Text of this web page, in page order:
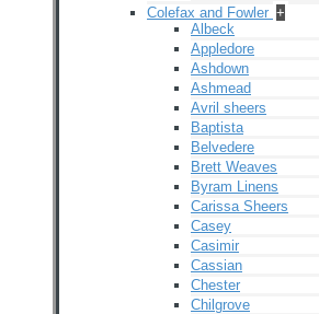
Colefax and Fowler +
Albeck
Appledore
Ashdown
Ashmead
Avril sheers
Baptista
Belvedere
Brett Weaves
Byram Linens
Carissa Sheers
Casey
Casimir
Cassian
Chester
Chilgrove